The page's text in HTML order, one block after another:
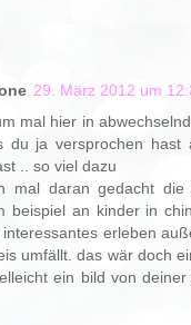
29. März 2012 um
mal hier in
du ja versprochen hast
.. so viel dazu
mal daran gedacht die
beispiel an kinder in
erleben
umfällt. das wär doch
ein bild von